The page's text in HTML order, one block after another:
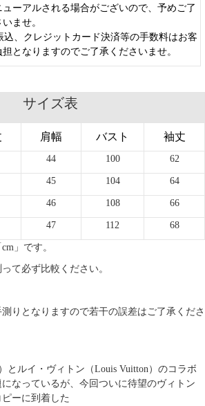
ューアルされる場合がございので、予めご了
ませ。
、クレジットカード決済等の手数料はお客
となりますのでご了承くださいませ。
サイズ表
肩幅 バスト 袖丈
44 100 62
45 104 64
46 108 66
47 112 68
」です。
て必ず比較ください。
りとなりますので若干の誤差はご了承くださ
と ルイ・ヴィトン （Louis Vuitton）のコラボ
なっているが、今回ついに待望のヴィトン
ピーに到着した